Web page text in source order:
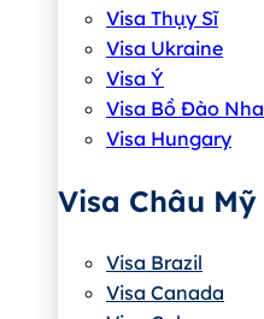
Visa Thụy Sĩ
Visa Ukraine
Visa Ý
Visa Bồ Đào Nha
Visa Hungary
Visa Châu Mỹ
Visa Brazil
Visa Canada